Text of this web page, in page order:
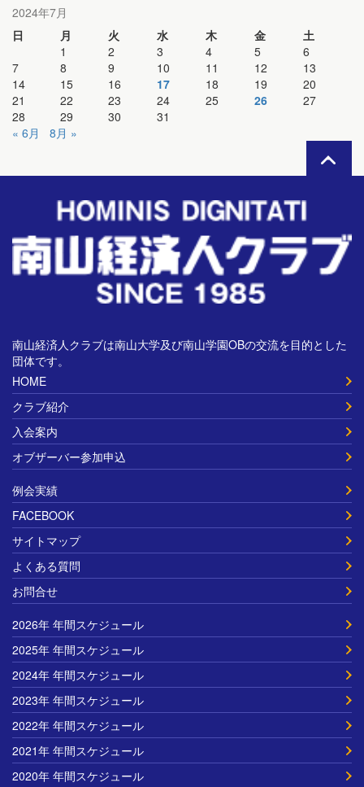
2024年7月
日
月 火 水 木 金
土
1
2 3 4 5
6
7
8 9 10 11 12
13
14
15 16 17 18 19
20
21
22 23 24 25 26
27
28
29 30
31
« 6月
8月 »
南山経済人クラブは南山大学及び南山学園OBの交流を目的とした
団体です。
HOME
クラブ紹介
入会案内
オブザーバー参加申込
例会実績
FACEBOOK
サイトマップ
よくある質問
お問合せ
2026年 年間スケジュール
2025年 年間スケジュール
2024年 年間スケジュール
2023年 年間スケジュール
2022年 年間スケジュール
2021年 年間スケジュール
2020年 年間スケジュール